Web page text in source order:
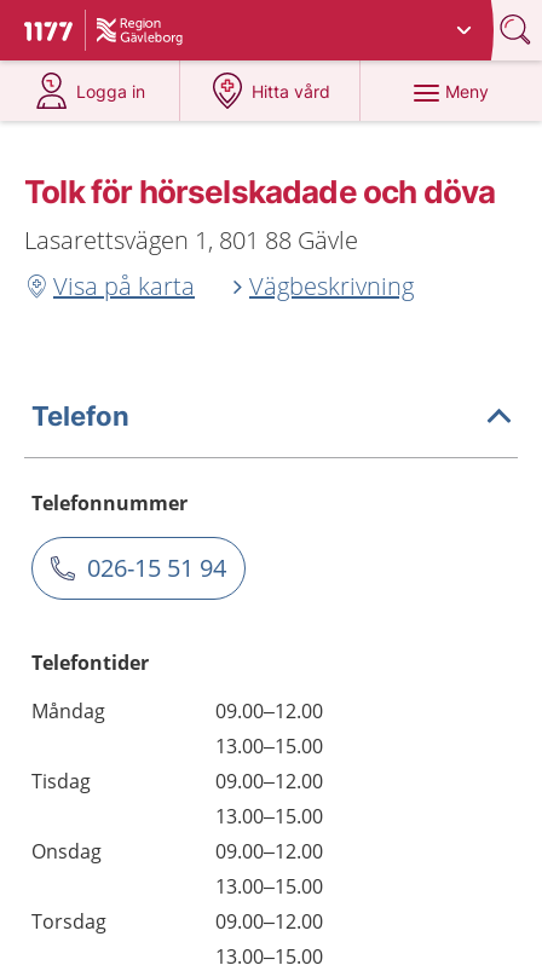
Till startsidan för 1177
Du har valt region
Logga in
på 1177.se
Hitta vård
på 1177.se
Meny
Tolk för hörselskadade och döva
Lasarettsvägen 1, 801 88 Gävle
Visa på karta
Vägbeskrivning
Telefon
Telefonnummer
026-15 51 94
Telefontider
Måndag
09.00–12.00
13.00–15.00
Tisdag
09.00–12.00
13.00–15.00
Onsdag
09.00–12.00
13.00–15.00
Torsdag
09.00–12.00
13.00–15.00